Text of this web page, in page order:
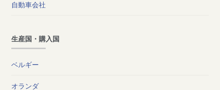
自動車会社
生産国・購入国
ベルギー
オランダ